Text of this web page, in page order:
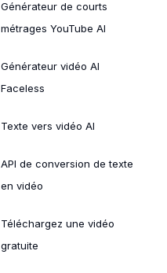
Générateur de courts
métrages YouTube AI
Générateur vidéo AI
Faceless
Texte vers vidéo AI
API de conversion de texte
en vidéo
Téléchargez une vidéo
gratuite